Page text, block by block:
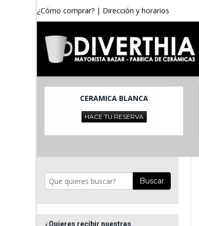
¿Cómo comprar? | Dirección y horarios
CERAMICA BLANCA
HACE TU RESERVA
Buscar
¿Quieres recibir nuestras